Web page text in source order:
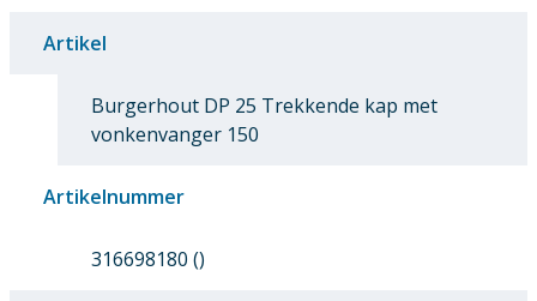
Artikel
Burgerhout DP 25 Trekkende kap met
vonkenvanger 150
Artikelnummer
316698180 ()